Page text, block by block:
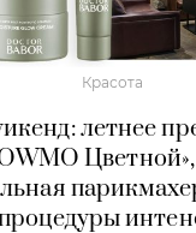
Красота
летнее